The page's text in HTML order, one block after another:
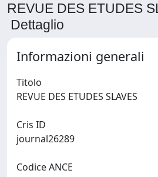
REVUE DES ETUDES
Dettaglio
Informazioni generali
Titolo
Cris ID
Codice ANCE